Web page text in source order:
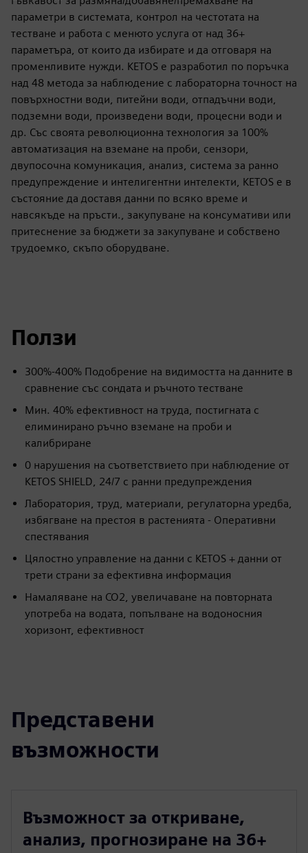
параметри в системата, контрол на честотата на
тестване и работа с менюто услуга от над 36+
параметъра, от които да избирате и да отговаря на
променливите нужди. KETOS е разработил по поръчка
над 48 метода за наблюдение с лабораторна точност на
повърхностни води, питейни води, отпадъчни води,
подземни води, произведени води, процесни води и
др. Със своята революционна технология за 100%
автоматизация на вземане на проби, сензори,
двупосочна комуникация, анализ, система за ранно
предупреждение и интелигентни интелекти, KETOS е в
състояние да доставя данни по всяко време и
навсякъде на пръсти., закупуване на консумативи или
притеснение за бюджети за закупуване и собствено
трудоемко, скъпо оборудване.
Ползи
300%-400% Подобрение на видимостта на данните в
сравнение със сондата и ръчното тестване
Мин. 40% ефективност на труда, постигната с
елиминирано ръчно вземане на проби и
калибриране
0 нарушения на съответствието при наблюдение от
KETOS SHIELD, 24/7 с ранни предупреждения
Лаборатория, труд, материали, регулаторна уредба,
избягване на престоя в растенията - Оперативни
спестявания
Цялостно управление на данни с KETOS + данни от
трети страни за ефективна информация
Намаляване на CO2, увеличаване на повторната
употреба на водата, попълване на водоносния
хоризонт, ефективност
Представени
възможности
Възможност за откриване,
анализ, прогнозиране на 36+